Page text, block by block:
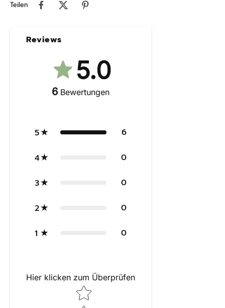
Teilen
Reviews
5.0
6 Bewertungen
5 6
4 0
3 0
2 0
1 0
Hier klicken zum Überprüfen
Star rating